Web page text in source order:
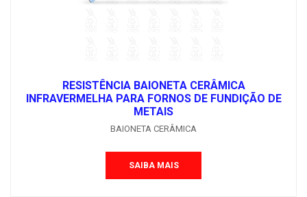
RESISTÊNCIA BAIONETA CERÂMICA
INFRAVERMELHA PARA FORNOS DE FUNDIÇÃO DE
METAIS
BAIONETA CERÂMICA
SAIBA MAIS